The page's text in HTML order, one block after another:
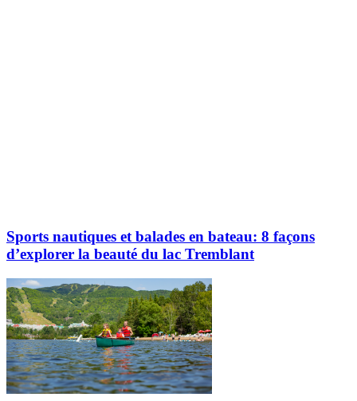
Sports nautiques et balades en bateau: 8 façons
d’explorer la beauté du lac Tremblant